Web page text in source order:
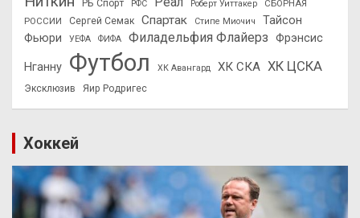
РБ Спорт РФС Роберт Уиттакер
СБОРНАЯ
РОССИИ
Сергей Семак Спартак Стипе Миочич
Тайсон
Фьюри
УЕФА ФИФА Филадельфия Флайерз Фрэнсис
Нганну Футбол ХК Авангард ХК СКА ХК ЦСКА
Эксклюзив Яир Родригес
Хоккей